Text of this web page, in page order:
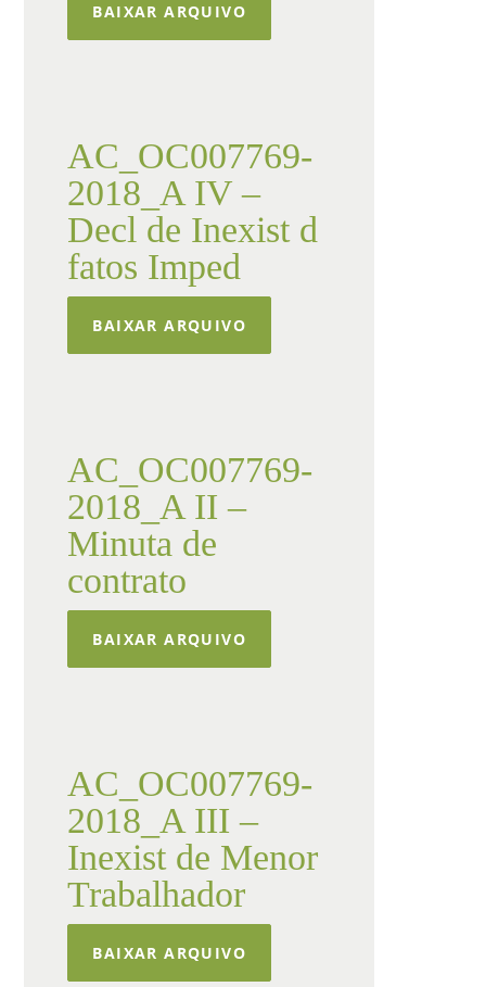
BAIXAR ARQUIVO
AC_OC007769-
2018_A IV –
Decl de Inexist d
fatos Imped
BAIXAR ARQUIVO
AC_OC007769-
2018_A II –
Minuta de
contrato
BAIXAR ARQUIVO
AC_OC007769-
2018_A III –
Inexist de Menor
Trabalhador
BAIXAR ARQUIVO